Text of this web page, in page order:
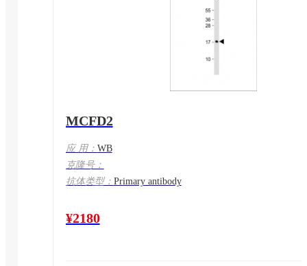
MCFD2
应 用： WB
克隆号：
抗体类型： Primary antibody
¥2180